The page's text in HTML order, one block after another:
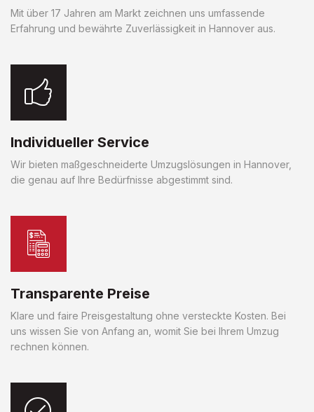
Mit über 17 Jahren am Markt zeichnen uns umfassende
Erfahrung und bewährte Zuverlässigkeit in Hannover aus.
Individueller Service
Wir bieten maßgeschneiderte Umzugslösungen in Hannover,
die genau auf Ihre Bedürfnisse abgestimmt sind.
Transparente Preise
Klare und faire Preisgestaltung ohne versteckte Kosten. Bei
uns wissen Sie von Anfang an, womit Sie bei Ihrem Umzug
rechnen können.